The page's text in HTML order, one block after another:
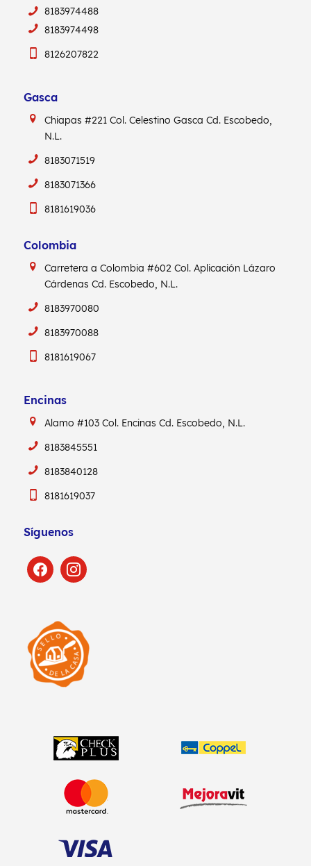
8183974488
8183974498
8126207822
Gasca
Chiapas #221Col. Celestino GascaCd. Escobedo,
N.L.
8183071519
8183071366
8181619036
Colombia
Carretera a Colombia #602Col. Aplicación Lázaro
CárdenasCd. Escobedo, N.L.
8183970080
8183970088
8181619067
Encinas
Alamo #103Col. EncinasCd. Escobedo, N.L.
8183845551
8183840128
8181619037
Síguenos